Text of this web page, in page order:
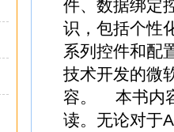
件、数据绑定
识，包括个性
系列控件和配
技术开发的微
容。 本书内
读。无论对于